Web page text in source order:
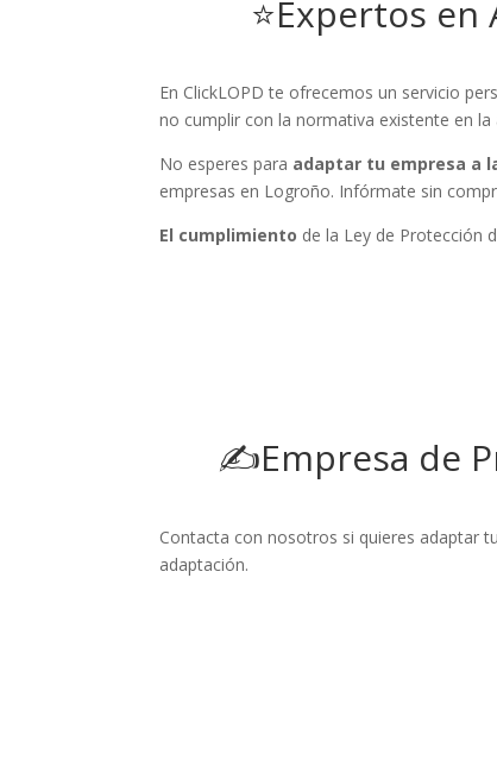
⭐Expertos
En ClickLOPD te ofrecemos un servicio
no cumplir con la normativa existente en
No esperes para adaptar tu empresa a la
empresas en Logroño. Infórmate sin
El cumplimiento de la Ley de Protección
✍Empresa de
Contacta con nosotros si quieres adaptar
adaptación.